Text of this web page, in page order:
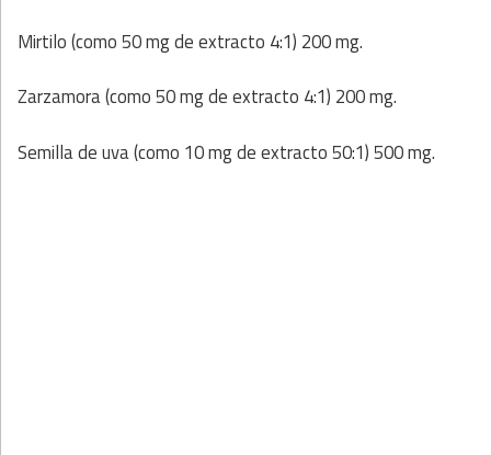
Mirtilo (como 50 mg de extracto 4:1) 200 mg.
Zarzamora (como 50 mg de extracto 4:1) 200 mg.
Semilla de uva (como 10 mg de extracto 50:1) 500 mg.